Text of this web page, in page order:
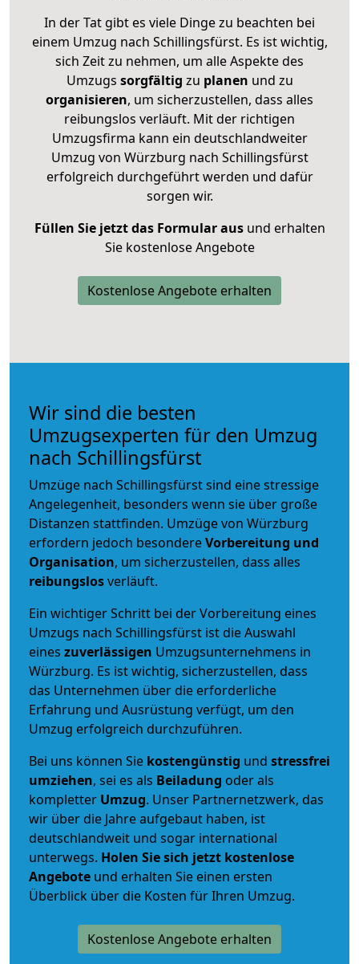
In der Tat gibt es viele Dinge zu beachten bei
einem Umzug nach Schillingsfürst. Es ist wichtig,
sich Zeit zu nehmen, um alle Aspekte des
Umzugs sorgfältig zu planen und zu
organisieren, um sicherzustellen, dass alles
reibungslos verläuft. Mit der richtigen
Umzugsfirma kann ein deutschlandweiter
Umzug von Würzburg nach Schillingsfürst
erfolgreich durchgeführt werden und dafür
sorgen wir.
Füllen Sie jetzt das Formular ausund erhalten
Sie kostenlose Angebote
Kostenlose Angebote erhalten
Wir sind die besten
Umzugsexperten für den Umzug
nach Schillingsfürst
Umzüge nach Schillingsfürst sind eine stressige
Angelegenheit, besonders wenn sie über große
Distanzen stattfinden. Umzüge von Würzburg
erfordern jedoch besondereVorbereitung und
Organisation, um sicherzustellen, dass alles
reibungslosverläuft.
Ein wichtiger Schritt bei der Vorbereitung eines
Umzugs nach Schillingsfürst ist die Auswahl
eines zuverlässigen Umzugsunternehmens in
Würzburg. Es ist wichtig, sicherzustellen, dass
das Unternehmen über die erforderliche
Erfahrung und Ausrüstung verfügt, um den
Umzug erfolgreich durchzuführen.
Bei uns können Sie kostengünstig und stressfrei
umziehen, sei es als Beiladung oder als
kompletter Umzug. Unser Partnernetzwerk, das
wir über die Jahre aufgebaut haben, ist
deutschlandweit und sogar international
unterwegs. Holen Sie sich jetzt kostenlose
Angebote und erhalten Sie einen ersten
Überblick über die Kosten für Ihren Umzug.
Kostenlose Angebote erhalten